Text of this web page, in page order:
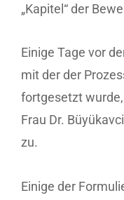
„Kapitel“ der
Einige Tage vor
mit der der
fortgesetzt
Frau Dr.
zu.
Einige der